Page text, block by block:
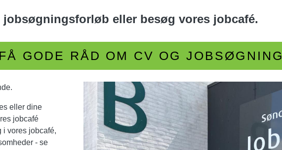
eller besøg vores jobcafé.
GODE RÅD OM CV OG JOBSØGNING
eller dine
jobcafé
i vores jobcafé,
- se
Image